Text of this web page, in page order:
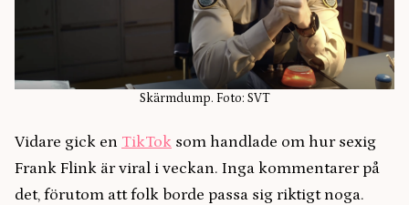
Skärmdump. Foto: SVT
Vidare gick en TikTok som handlade om hur sexig
Frank Flink är viral i veckan. Inga kommentarer på
det, förutom att folk borde passa sig riktigt noga.